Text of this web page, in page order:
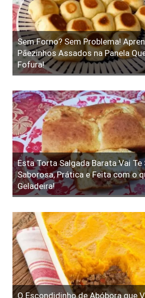
Sem Forno? Sem Problema!
Pãezinhos Assados na Panela
Fofura!
Esta Torta Salgada Barata Vai Te
Saborosa, Prática e Feita com o
Geladeira!
O Escondidinho de Abóbora que